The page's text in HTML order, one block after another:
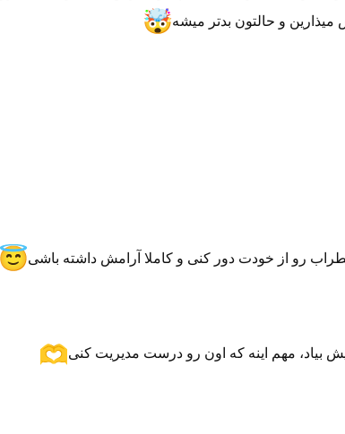
و حالتون بدتر میشه
رو از خودت دور کنی و کاملا آرامش داشته باشی
بیاد، مهم اینه که اون رو درست مدیریت کنی